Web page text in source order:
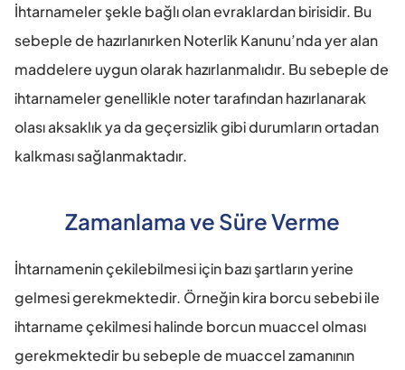
İhtarnameler şekle bağlı olan evraklardan birisidir. Bu
sebeple de hazırlanırken Noterlik Kanunu’nda yer alan
maddelere uygun olarak hazırlanmalıdır. Bu sebeple de
ihtarnameler genellikle noter tarafından hazırlanarak
olası aksaklık ya da geçersizlik gibi durumların ortadan
kalkması sağlanmaktadır.
Zamanlama ve Süre Verme
İhtarnamenin çekilebilmesi için bazı şartların yerine
gelmesi gerekmektedir. Örneğin kira borcu sebebi ile
ihtarname çekilmesi halinde borcun muaccel olması
gerekmektedir bu sebeple de muaccel zamanının